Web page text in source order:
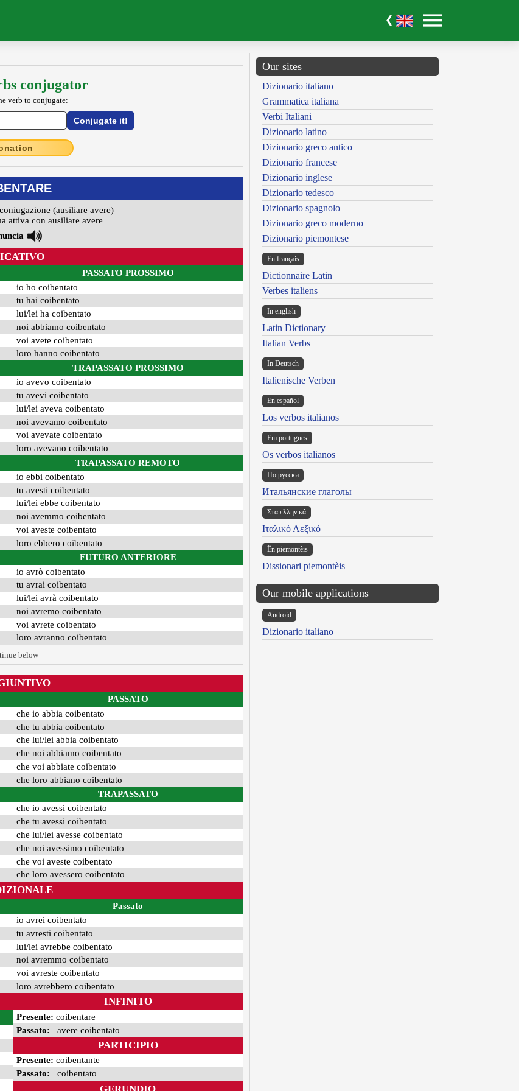
conjugator
verb to conjugate:
(ausiliare avere)
attiva con ausiliare avere
PASSATO PROSSIMO
io ho coibentato
tu hai coibentato
lui/lei ha coibentato
noi abbiamo coibentato
voi avete coibentato
loro hanno coibentato
TRAPASSATO PROSSIMO
io avevo coibentato
tu avevi coibentato
lui/lei aveva coibentato
noi avevamo coibentato
voi avevate coibentato
loro avevano coibentato
TRAPASSATO REMOTO
io ebbi coibentato
tu avesti coibentato
lui/lei ebbe coibentato
noi avemmo coibentato
voi aveste coibentato
loro ebbero coibentato
FUTURO ANTERIORE
io avrò coibentato
tu avrai coibentato
lui/lei avrà coibentato
noi avremo coibentato
voi avrete coibentato
loro avranno coibentato
below
PASSATO
che io abbia coibentato
che tu abbia coibentato
che lui/lei abbia coibentato
che noi abbiamo coibentato
che voi abbiate coibentato
che loro abbiano coibentato
TRAPASSATO
che io avessi coibentato
che tu avessi coibentato
che lui/lei avesse coibentato
che noi avessimo coibentato
che voi aveste coibentato
che loro avessero coibentato
Passato
io avrei coibentato
tu avresti coibentato
lui/lei avrebbe coibentato
noi avremmo coibentato
voi avreste coibentato
loro avrebbero coibentato
INFINITO
Presente: coibentare
Passato: avere coibentato
PARTICIPIO
Presente: coibentante
Passato: coibentato
GERUNDIO
Our sites
Dizionario italiano
Grammatica italiana
Verbi Italiani
Dizionario latino
Dizionario greco antico
Dizionario francese
Dizionario inglese
Dizionario tedesco
Dizionario spagnolo
Dizionario greco moderno
Dizionario piemontese
En français
Dictionnaire Latin
Verbes italiens
In english
Latin Dictionary
Italian Verbs
In Deutsch
Italienische Verben
En español
Los verbos italianos
Em portugues
Os verbos italianos
По русски
Итальянские глаголы
Στα ελληνικά
Ιταλικό Λεξικό
Ën piemontèis
Dissionari piemontèis
Our mobile applications
Android
Dizionario italiano